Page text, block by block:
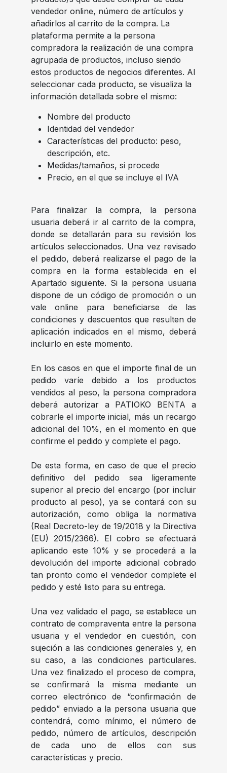
vendedor online, número de artículos y
añadirlos al carrito de la compra. La
plataforma permite a la persona
compradora la realización de una compra
agrupada de productos, incluso siendo
estos productos de negocios diferentes. Al
seleccionar cada producto, se visualiza la
información detallada sobre el mismo:
Nombre del producto
Identidad del vendedor
Características del producto: peso,
descripción, etc.
Medidas/tamaños, si procede
Precio, en el que se incluye el IVA
Para finalizar la compra, la persona
usuaria deberá ir al carrito de la compra,
donde se detallarán para su revisión los
artículos seleccionados. Una vez revisado
el pedido, deberá realizarse el pago de la
compra en la forma establecida en el
Apartado siguiente. Si la persona usuaria
dispone de un código de promoción o un
vale online para beneficiarse de las
condiciones y descuentos que resulten de
aplicación indicados en el mismo, deberá
incluirlo en este momento.
En los casos en que el importe final de un
pedido varíe debido a los productos
vendidos al peso, la persona compradora
deberá autorizar a PATIOKO BENTA a
cobrarle el importe inicial, más un recargo
adicional del 10%, en el momento en que
confirme el pedido y complete el pago.
De esta forma, en caso de que el precio
definitivo del pedido sea ligeramente
superior al precio del encargo (por incluir
producto al peso), ya se contará con su
autorización, como obliga la normativa
(Real Decreto-ley de 19/2018 y la Directiva
(EU) 2015/2366). El cobro se efectuará
aplicando este 10% y se procederá a la
devolución del importe adicional cobrado
tan pronto como el vendedor complete el
pedido y esté listo para su entrega.
Una vez validado el pago, se establece un
contrato de compraventa entre la persona
usuaria y el vendedor en cuestión, con
sujeción a las condiciones generales y, en
su caso, a las condiciones particulares.
Una vez finalizado el proceso de compra,
se confirmará la misma mediante un
correo electrónico de “confirmación de
pedido” enviado a la persona usuaria que
contendrá, como mínimo, el número de
pedido, número de artículos, descripción
de cada uno de ellos con sus
características y precio.